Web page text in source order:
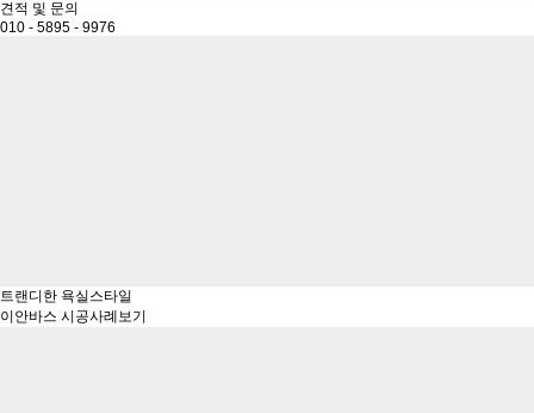
견적 및 문의
010 - 5895 - 9976
트랜디한 욕실스타일
이안바스 시공사례보기